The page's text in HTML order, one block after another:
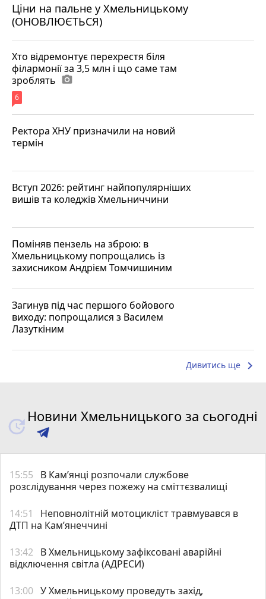
Ціни на пальне у Хмельницькому
(ОНОВЛЮЄТЬСЯ)
Хто відремонтує перехрестя біля
філармонії за 3,5 млн і що саме там
зроблять photo_camera
6
Ректора ХНУ призначили на новий
термін
Вступ 2026: рейтинг найпопулярніших
вишів та коледжів Хмельниччини
Поміняв пензель на зброю: в
Хмельницькому попрощались із
захисником Андрієм Томчишиним
Загинув під час першого бойового
виходу: попрощалися з Василем
Лазуткіним
Дивитись ще keyboard_arrow_right
Новини Хмельницького за сьогодні
15:55
В Кам’янці розпочали службове
розслідування через пожежу на сміттєзвалищі
14:51
Неповнолітній мотоцикліст травмувався в
ДТП на Кам’янеччині
13:42
В Хмельницькому зафіксовані аварійні
відключення світла (АДРЕСИ)
13:00 У Хмельницькому проведуть захід,